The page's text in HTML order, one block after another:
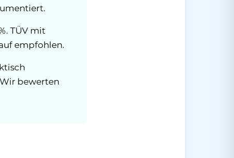
TÜV mit
empfohlen.
bewerten